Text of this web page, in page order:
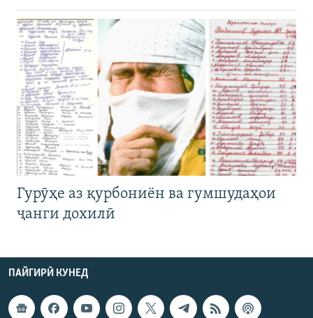
Гурӯҳе аз қурбониён ва гумшудаҳои
ҷанги дохилӣ
ПАЙГИРӢ КУНЕД